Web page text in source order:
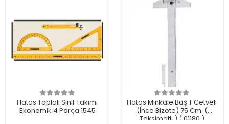
Hatas Tablalı Sınıf Takımı
Ekonomik 4 Parça 1545
Hatas Minkale Baş.T Cetveli
(İnce Bizote) 75 Cm. (
Taksimatlı ) ( 01180 )